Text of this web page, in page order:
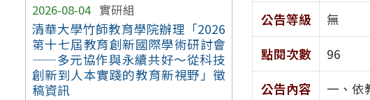
2026-08-04 實研組
清華大學竹師教育學院辦理「2026
第十七屆教育創新國際學術研討會
——多元協作與永續共好～從科技
創新到人本實踐的教育新視野」徵
稿資訊
公告等級
無
點閱次數
96
公告內容
一、依